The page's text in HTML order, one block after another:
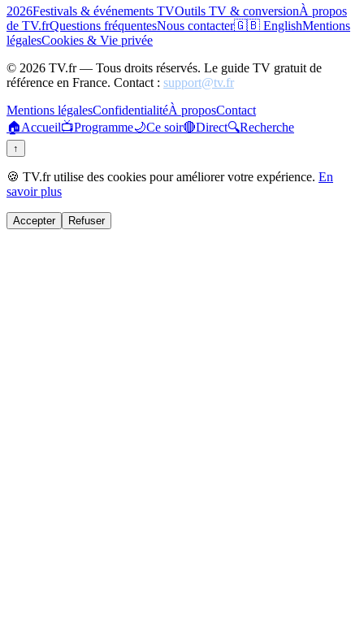
2026Festivals & événements TVOutils TV & conversionÀ propos
de TV.frQuestions fréquentesNous contacter🇬🇧 EnglishMentions
légalesCookies & Vie privée
© 2026 TV.fr — Tous droits réservés. Le guide TV gratuit de
référence en France. Contact : support@tv.fr
Mentions légalesConfidentialitéÀ proposContact
🏠Accueil📺Programme🌙Ce soir🔴Direct🔍Recherche
↑
🍪 TV.fr utilise des cookies pour améliorer votre expérience. En
savoir plus
Accepter Refuser